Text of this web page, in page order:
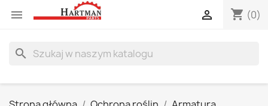
 shopping_cart (0)

search